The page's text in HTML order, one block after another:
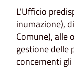
L'Ufficio
inumazione),
Comune), alle
gestione delle
concernenti